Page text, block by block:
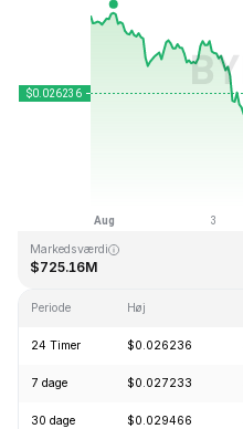
$0.207411
Markedsværdi
$725.16M
Periode Høj
24 Timer $0.026236
7 dage $0.027233
30 dage $0.029466